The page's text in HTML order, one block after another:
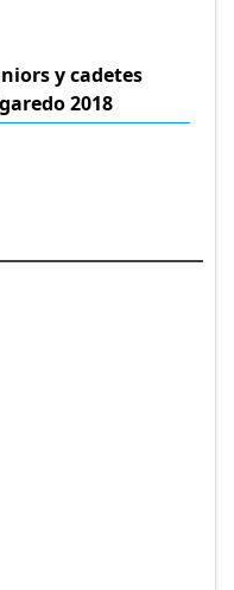
y cadetes
2018